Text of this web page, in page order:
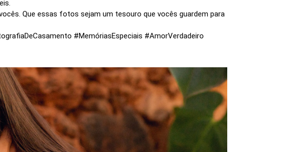
Que essas fotos sejam um tesouro que vocês guardem para
#MemóriasEspeciais #AmorVerdadeiro